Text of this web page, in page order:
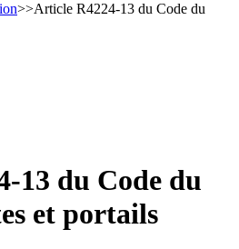
>>Article R4224-13 du Code du
13 du Code du
et portails